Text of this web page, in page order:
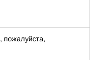
пожалуйста,